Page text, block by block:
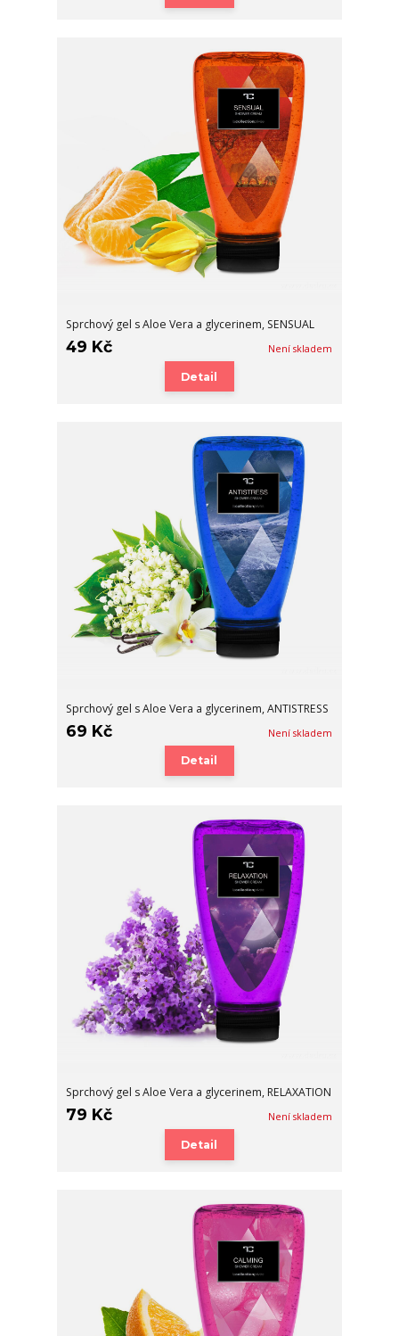
Sprchový gel s Aloe Vera a glycerinem, SENSUAL
49 Kč Není skladem
Detail
Sprchový gel s Aloe Vera a glycerinem, ANTISTRESS
69 Kč Není skladem
Detail
Sprchový gel s Aloe Vera a glycerinem, RELAXATION
79 Kč Není skladem
Detail